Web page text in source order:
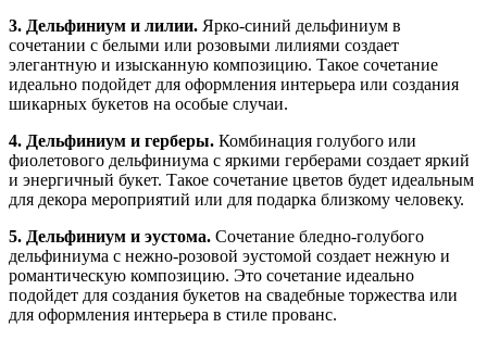
3. Дельфиниум и лилии. Ярко-синий дельфиниум в
сочетании с белыми или розовыми лилиями создает
элегантную и изысканную композицию. Такое сочетание
идеально подойдет для оформления интерьера или создания
шикарных букетов на особые случаи.
4. Дельфиниум и герберы. Комбинация голубого или
фиолетового дельфиниума с яркими герберами создает яркий
и энергичный букет. Такое сочетание цветов будет идеальным
для декора мероприятий или для подарка близкому человеку.
5. Дельфиниум и эустома. Сочетание бледно-голубого
дельфиниума с нежно-розовой эустомой создает нежную и
романтическую композицию. Это сочетание идеально
подойдет для создания букетов на свадебные торжества или
для оформления интерьера в стиле прованс.